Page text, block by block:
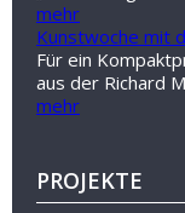
mehr
Kunstwoche mit
Für ein
aus der Richard
mehr
PROJEKTE